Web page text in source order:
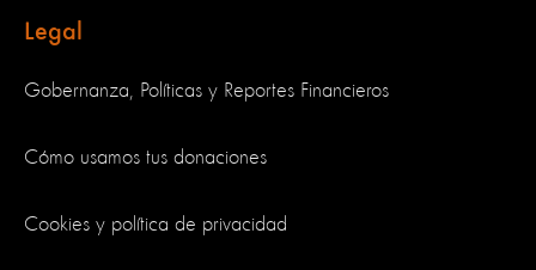
Legal
Gobernanza, Políticas y Reportes Financieros
Cómo usamos tus donaciones
Cookies y política de privacidad